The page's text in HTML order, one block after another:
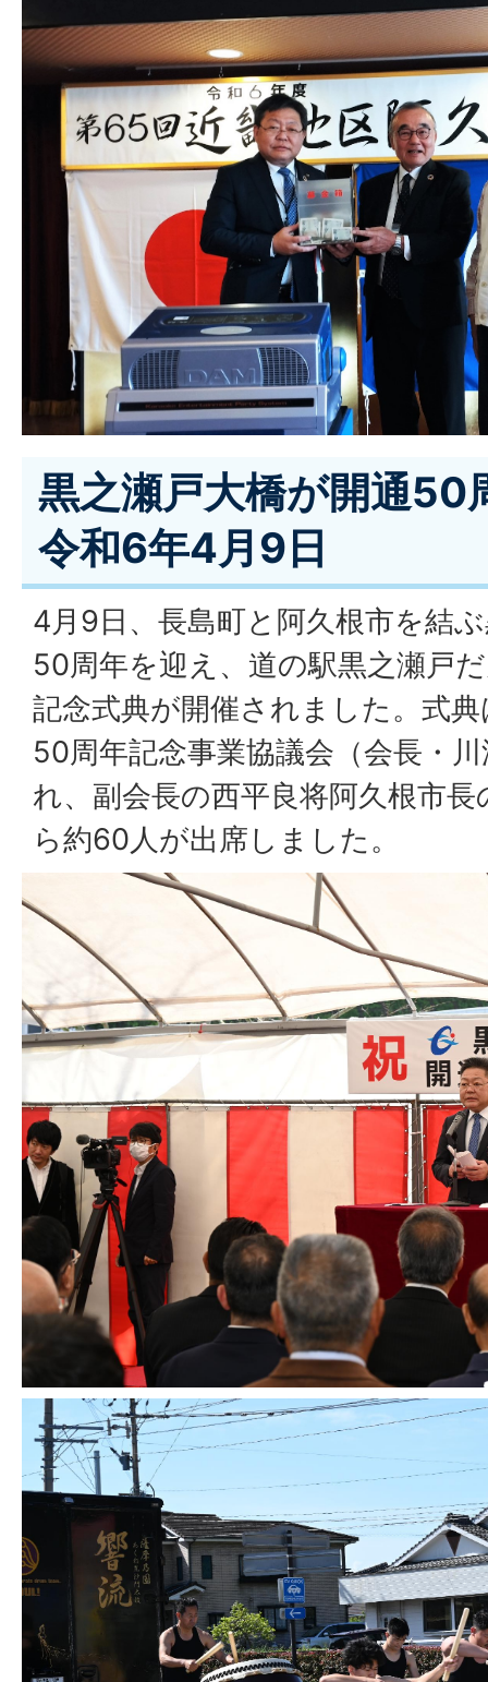
黒之瀬戸大橋が開通50
令和6年4月9日
4月9日、長島町と阿久根市を結
50周年を迎え、道の駅黒之瀬戸
記念式典が開催されました。式
50周年記念事業協議会（会長・
れ、副会長の西平良将阿久根市
ら約60人が出席しました。